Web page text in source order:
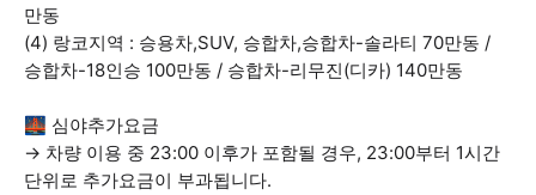
만동
(4) 랑코지역 : 승용차,SUV, 승합차,승합차-솔라티 70만동 /
승합차-18인승 100만동 / 승합차-리무진(디카) 140만동
🌉 심야추가요금
→ 차량 이용 중 23:00 이후가 포함될 경우, 23:00부터 1시간
단위로 추가요금이 부과됩니다.